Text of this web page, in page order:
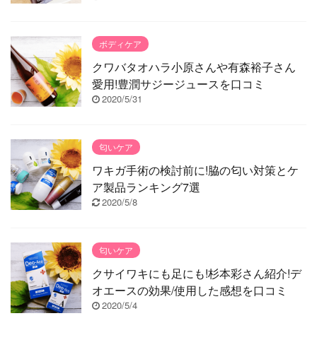
ボディケア
クワバタオハラ小原さんや有森裕子さん
愛用!豊潤サジージュースを口コミ
2020/5/31
匂いケア
ワキガ手術の検討前に!脇の匂い対策とケ
ア製品ランキング7選
2020/5/8
匂いケア
クサイワキにも足にも!杉本彩さん紹介!デ
オエースの効果/使用した感想を口コミ
2020/5/4